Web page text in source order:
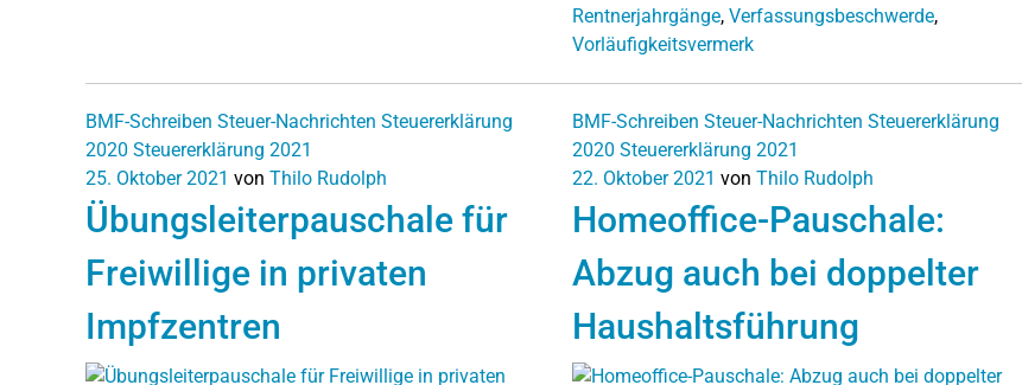
Rentnerjahrgänge, Verfassungsbeschwerde,
Vorläufigkeitsvermerk
BMF-Schreiben Steuer-Nachrichten Steuererklärung
2020 Steuererklärung 2021
25. Oktober 2021 von Thilo Rudolph
Übungsleiterpauschale für
Freiwillige in privaten
Impfzentren
BMF-Schreiben Steuer-Nachrichten Steuererklärung
2020 Steuererklärung 2021
22. Oktober 2021 von Thilo Rudolph
Homeoffice-Pauschale:
Abzug auch bei doppelter
Haushaltsführung